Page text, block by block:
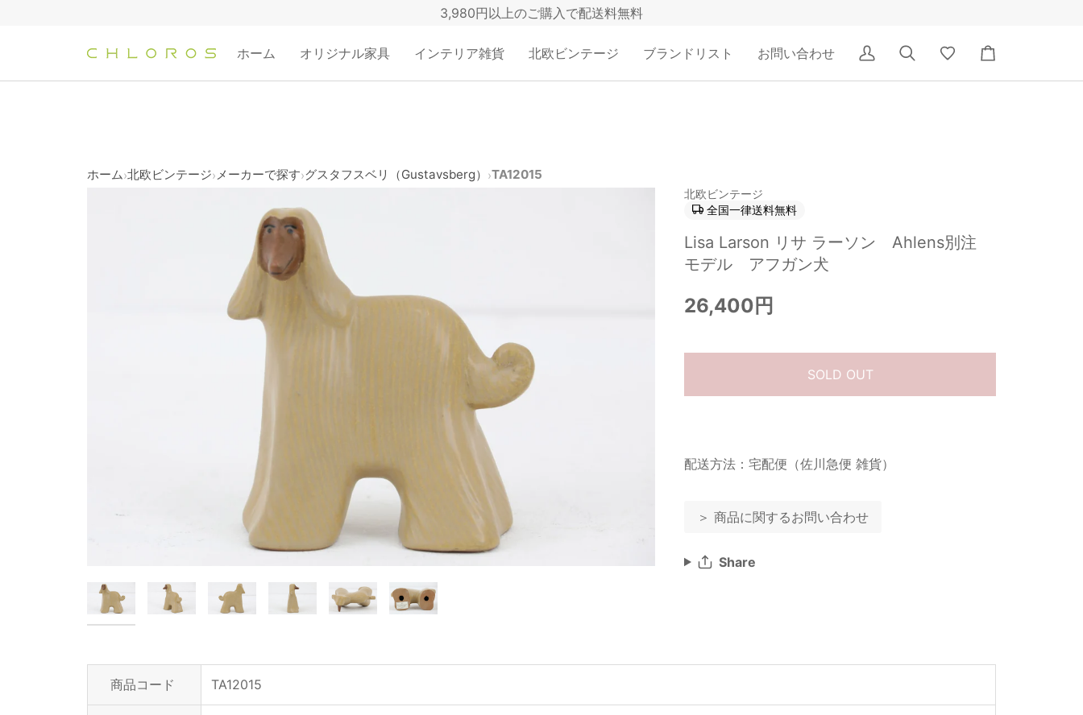
ツ
3,980円以上のご購入で配送料無料
ホーム オリジナル家具 インテリア雑貨 北欧ビンテージ ブランドリスト お問い合わせ
ア
カ
検
索
Wishlist
カ
ー
ホーム›北欧ビンテージ›メーカーで探す›グスタフスベリ（Gustavsberg） ›TA12015
北欧ビンテージ
全国一律送料無料
Lisa Larson リサ ラーソン Ahlens別注
モデル アフガン犬
26,400円
SOLD OUT
配送方法：宅配便（佐川急便 雑貨）
＞ 商品に関するお問い合わせ
Share
商品コード TA12015